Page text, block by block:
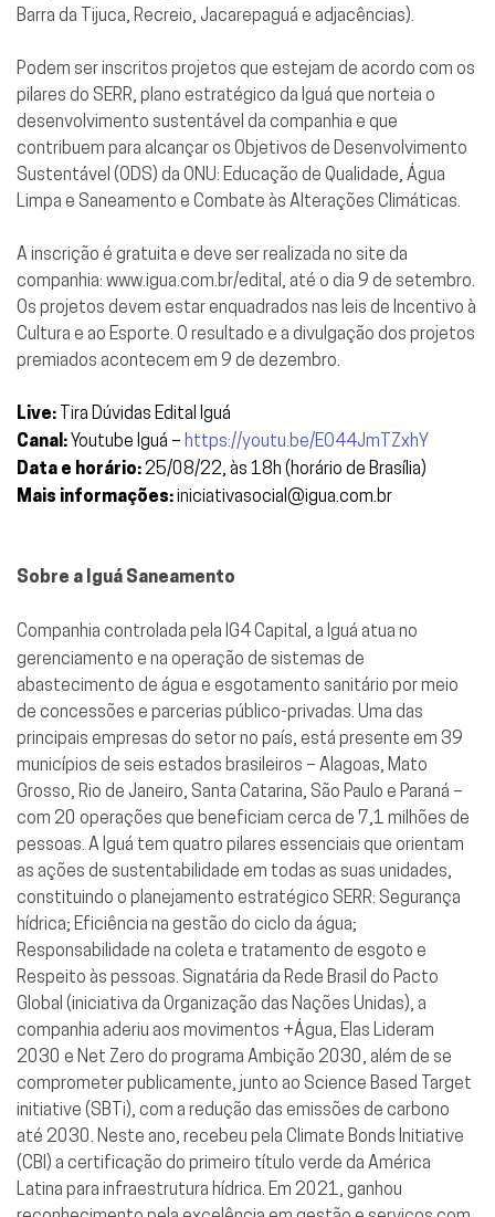
Barra da Tijuca, Recreio, Jacarepaguá e adjacências).
Podem ser inscritos projetos que estejam de acordo com os
pilares do SERR, plano estratégico da Iguá que norteia o
desenvolvimento sustentável da companhia e que
contribuem para alcançar os Objetivos de Desenvolvimento
Sustentável (ODS) da ONU: Educação de Qualidade, Água
Limpa e Saneamento e Combate às Alterações Climáticas.
A inscrição é gratuita e deve ser realizada no site da
companhia: www.igua.com.br/edital
, até o dia 9 de setembro.
Os projetos devem estar enquadrados nas leis de Incentivo à
Cultura e ao Esporte. O resultado e a divulgação dos projetos
premiados acontecem em 9 de dezembro.
Live: Tira Dúvidas Edital Iguá
Canal:Youtube Iguá – https://youtu.be/EO44JmTZxhY
Data e horário:25/08/22, às 18h (horário de Brasília)
Mais informações:iniciativasocial@igua.com.br
Sobre a Iguá Saneamento
Companhia controlada pela IG4 Capital, a Iguá atua no
gerenciamento e na operação de sistemas de
abastecimento de água e esgotamento sanitário por meio
de concessões e parcerias público-privadas. Uma das
principais empresas do setor no país, está presente em 39
municípios de seis estados brasileiros – Alagoas, Mato
Grosso, Rio de Janeiro, Santa Catarina, São Paulo e Paraná –
com 20 operações que beneficiam cerca de 7,1 milhões de
pessoas. A Iguá tem quatro pilares essenciais que orientam
as ações de sustentabilidade em todas as suas unidades,
constituindo o planejamento estratégico SERR: Segurança
hídrica; Eficiência na gestão do ciclo da água;
Responsabilidade na coleta e tratamento de esgoto e
Respeito às pessoas. Signatária da Rede Brasil do Pacto
Global (iniciativa da Organização das Nações Unidas), a
companhia aderiu aos movimentos +Água, Elas Lideram
2030 e Net Zero do programa Ambição 2030, além de se
comprometer publicamente, junto ao Science Based Target
initiative (SBTi), com a redução das emissões de carbono
até 2030. Neste ano, recebeu pela Climate Bonds Initiative
(CBI) a certificação do primeiro título verde da América
Latina para infraestrutura hídrica. Em 2021, ganhou